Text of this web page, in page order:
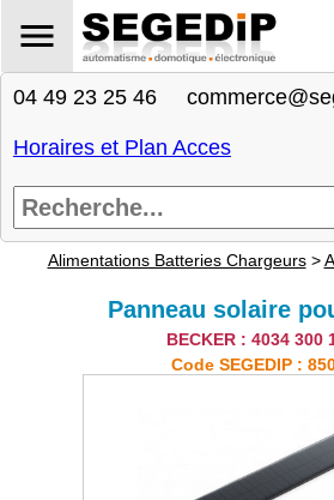
04 49 23 25 46
Horaires et Plan Acces
Alimentations Batteries Chargeurs>
Panneau solaire
BECKER : 4034 300
Code SEGEDIP :